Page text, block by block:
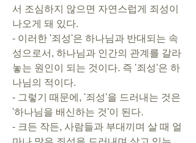
서 조심하지 않으면 자연스럽게 죄성이
나오게 돼 있다.
- 이러한 '죄성'은 하나님과 반대되는 속
성으로서, 하나님과 인간의 관계를 갈라
놓는 원인이 되는 것이다. 즉 '죄성'은 하
나님의 적이다.
- 그렇기 때문에, '죄성'을 드러내는 것은
'하나님을 배신하는 것'이 된다.
- 크든 작든, 사람들과 부대끼며 살 때 얼